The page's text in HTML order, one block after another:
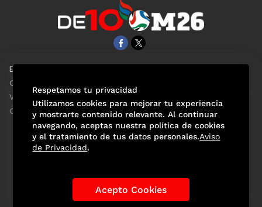
EL UNIVERSAL
Clase
ViveUSA
Confabulario
Historia de los Mundiales Lo viral Anécdotas Mundialistas
Las Figuras Tendencias Directorio
Respetamos tu privacidad
Utilizamos cookies para mejorar tu experiencia
y mostrarte contenido relevante. Al continuar
navegando, aceptas nuestra política de cookies
y el tratamiento de tus datos personales.Aviso
de Privacidad.
Acepto Cookies